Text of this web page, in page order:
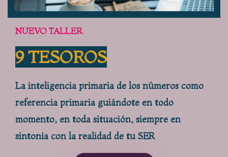
NUEVO TALLER
9 TESOROS
La inteligencia primaria de los números como
referencia primaria guiándote en todo
momento, en toda situación, siempre en
sintonía con la realidad de tu SER